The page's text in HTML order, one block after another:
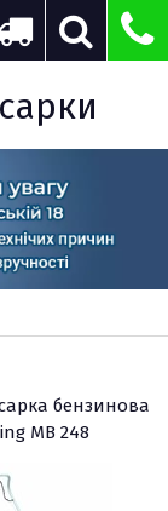
бензинова
MB 248